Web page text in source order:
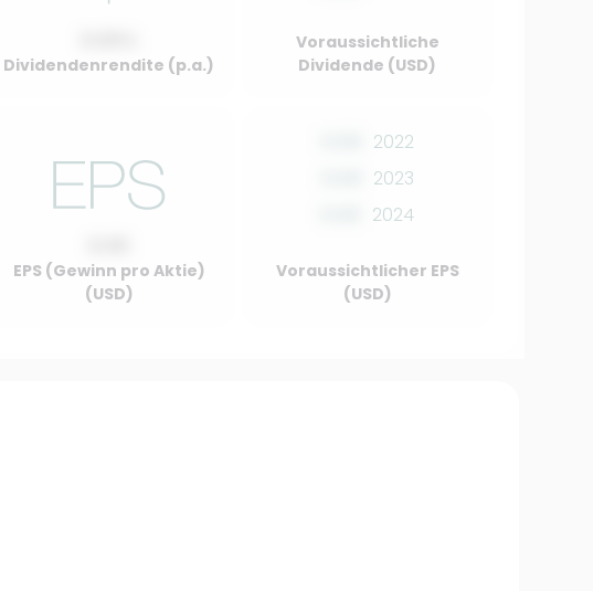
Dividendenrendite (p.a.)
Voraussichtliche
Dividende (USD)
EPS (Gewinn pro Aktie)
(USD)
2022
2023
2024
Voraussichtlicher EPS
(USD)